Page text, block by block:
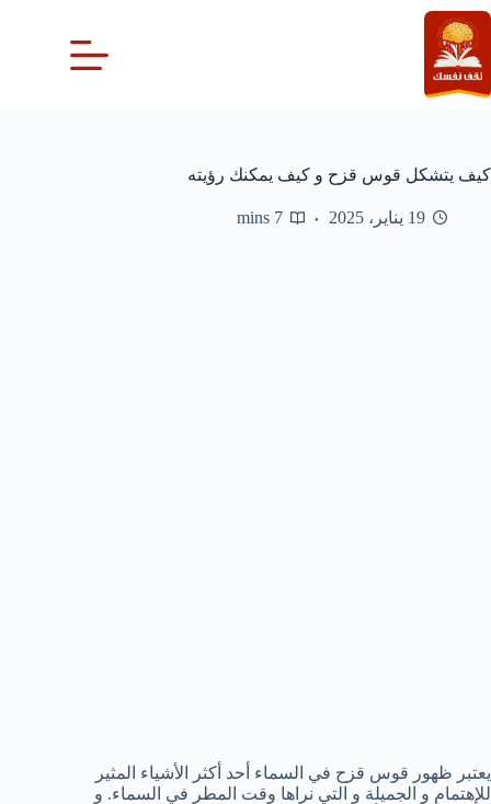
التجاوز
إلى
المحتوى
كيف يتشكل قوس قزح و كيف يمكنك رؤيته
19 يناير، 2025 7 mins
يعتبر ظهور قوس قزح في السماء أحد أكثر الأشياء المثير
للإهتمام و الجميلة و التي نراها وقت المطر في السماء. و